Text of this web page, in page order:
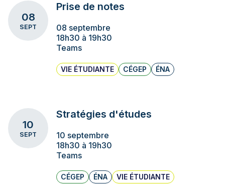
08
SEPT
Prise de notes
08 septembre
18h30 à 19h30
Teams
VIE ÉTUDIANTE CÉGEP ÉNA
10
SEPT
Stratégies d'études
10 septembre
18h30 à 19h30
Teams
CÉGEP ÉNA VIE ÉTUDIANTE